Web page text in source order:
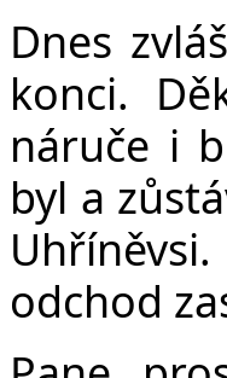
Dnes
konci.
náruče i
byl a
odchod